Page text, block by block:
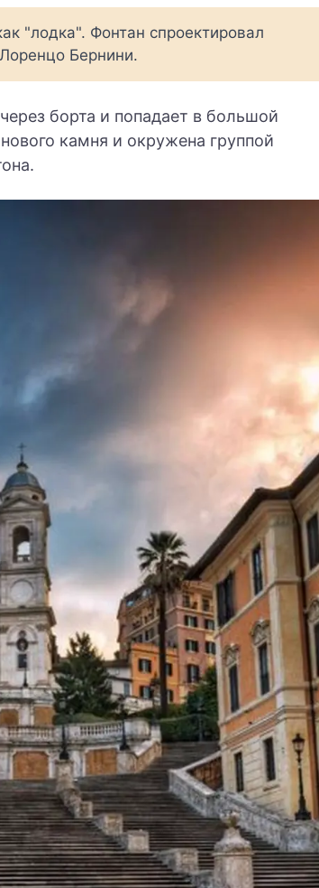
"лодка". Фонтан спроектировал
Бернини.
борта и попадает в большой
камня и окружена группой